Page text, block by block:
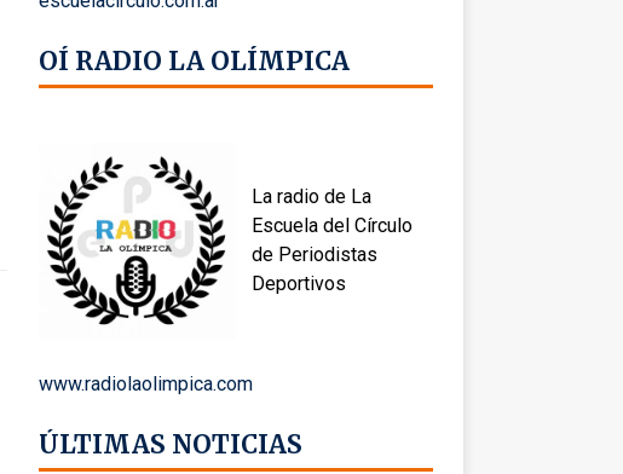
OÍ RADIO LA OLÍMPICA
La radio de La
Escuela del Círculo
de Periodistas
Deportivos
www.radiolaolimpica.com
ÚLTIMAS NOTICIAS